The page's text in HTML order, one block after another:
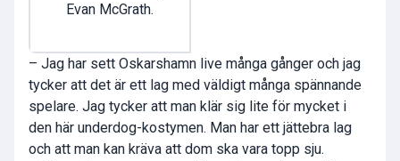
Evan McGrath.
– Jag har sett Oskarshamn live många gånger och jag
tycker att det är ett lag med väldigt många spännande
spelare. Jag tycker att man klär sig lite för mycket i
den här underdog-kostymen. Man har ett jättebra lag
och att man kan kräva att dom ska vara topp sju.